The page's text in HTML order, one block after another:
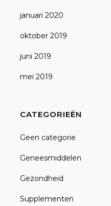
januari 2020
oktober 2019
juni 2019
mei 2019
CATEGORIEËN
Geen categorie
Geneesmiddelen
Gezondheid
Supplementen